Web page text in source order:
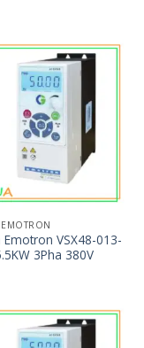
VSX48-013-
3Pha 380V